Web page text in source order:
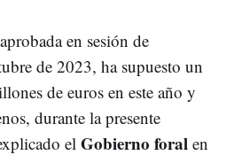
en sesión de
de 2023, ha supuesto un
de euros en este año y
durante la presente
el Gobierno foral en